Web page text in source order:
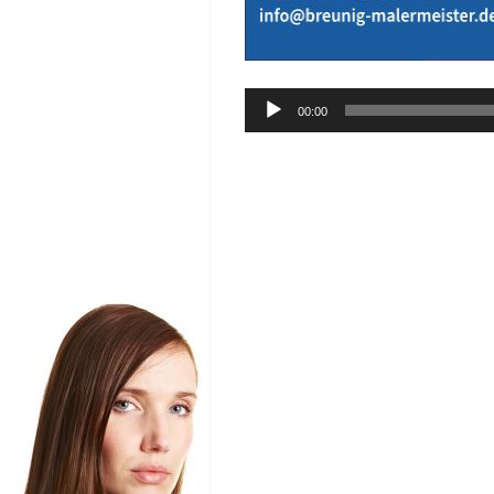
Audio-
Player
00:00